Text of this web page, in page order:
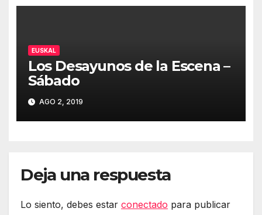
EUSKAL
Los Desayunos de la Escena –
Sábado
AGO 2, 2019
Deja una respuesta
Lo siento, debes estar conectado para publicar